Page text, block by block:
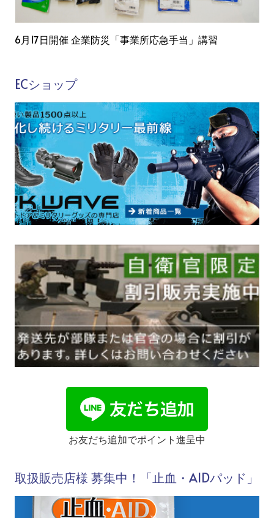
6月17日開催 企業防災「事業所応急手当」講習
ECショップ
お友だち追加でポイント進呈中
取扱販売店様 募集中！「止血・AIDパッド」